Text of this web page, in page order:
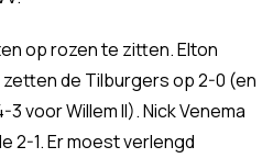
op rozen te zitten. Elton
de Tilburgers op 2-0 (en
voor Willem II). Nick Venema
2-1. Er moest verlengd